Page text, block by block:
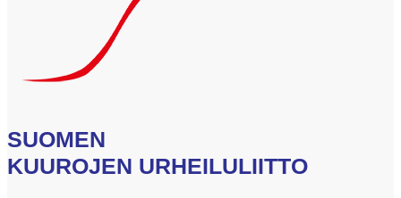
SUOMEN
KUUROJEN URHEILULIITTO